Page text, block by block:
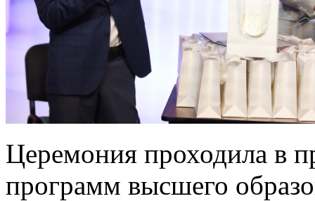
Церемония проходила в
программ высшего